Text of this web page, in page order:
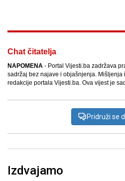
Chat čitatelja
NAPOMENA - Portal Vijesti.ba zadržava
sadržaj bez najave i objašnjenja. Mišljenja
redakcije portala Vijesti.ba. Ova vijest je
Pridruži se
Izdvajamo